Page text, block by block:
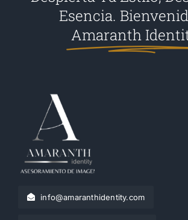
Esencia.
Amaranth
info@amaranthidentity.com